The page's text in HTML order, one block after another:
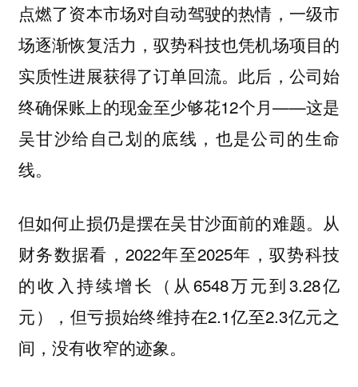
点燃了资本市场对自动驾驶的热情，一级市
场逐渐恢复活力，驭势科技也凭机场项目的
实质性进展获得了订单回流。此后，公司始
终确保账上的现金至少够花12个月——这是
吴甘沙给自己划的底线，也是公司的生命
线。
但如何止损仍是摆在吴甘沙面前的难题。 从
财务数据看，2022年至2025年，驭势科技
的收入持续增长（从6548万元到3.28亿
元），但亏损始终维持在2.1亿至2.3亿元之
间，没有收窄的迹象。